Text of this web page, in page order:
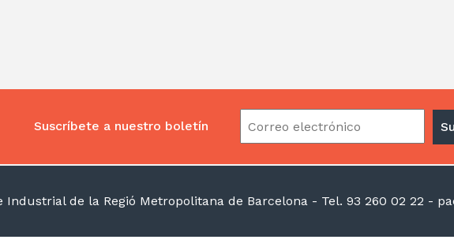
Suscríbete a nuestro boletín
Industrial de la Regió Metropolitana de Barcelona - Tel. 93 260 02 22 -